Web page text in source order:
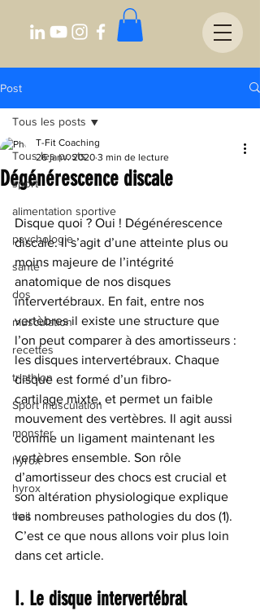
Post
Tous les posts
sport
alimentation sportive
psychologie
santé
dos
musculation
recettes
triathlon
Sport musculation
monster
hyrox`
hyrox
trail
Tous les posts
Dégénérescence discale
T-Fit Coaching
26 janv. 2020 3 min de lecture
Disque quoi ? Oui ! Dégénérescence
discale. Il s’agit d’une atteinte plus ou
moins majeure de l’intégrité
anatomique de nos disques
intervertébraux. En fait, entre nos
vertèbres il existe une structure que
l’on peut comparer à des amortisseurs :
les disques intervertébraux. Chaque
disque est formé d’un fibro-
cartilage mixte, et permet un faible
mouvement des vertèbres. Il agit aussi
comme un ligament maintenant les
vertèbres ensemble. Son rôle
d’amortisseur des chocs est crucial et
son altération physiologique explique
les nombreuses pathologies du dos (1).
C’est ce que nous allons voir plus loin
dans cet article.
I. Le disque intervertébral